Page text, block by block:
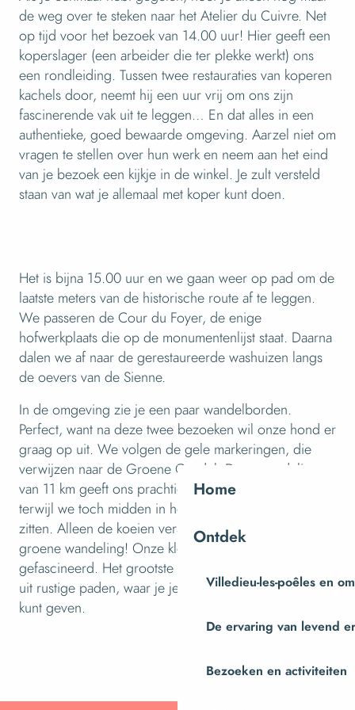
Home
Ontdek
Villedieu-les-poêles en
De ervaring van levend
Bezoeken en activiteiten
de weg over te steken naar het Atelier du Cuivre. Net
op tijd voor het bezoek van 14.00 uur! Hier geeft een
koperslager (een arbeider die ter plekke werkt) ons
een rondleiding. Tussen twee restauraties van koperen
kachels door, neemt hij een uur vrij om ons zijn
fascinerende vak uit te leggen… En dat alles in een
authentieke, goed bewaarde omgeving. Aarzel niet om
vragen te stellen over hun werk en neem aan het eind
van je bezoek een kijkje in de winkel. Je zult versteld
staan van wat je allemaal met koper kunt doen.
Het is bijna 15.00 uur en we gaan weer op pad om de
laatste meters van de historische route af te leggen.
We passeren de Cour du Foyer, de enige
hofwerkplaats die op de monumentenlijst staat. Daarna
dalen we af naar de gerestaureerde washuizen langs
de oevers van de Sienne.
In de omgeving zie je een paar wandelborden.
Perfect, want na deze twee bezoeken wil onze hond er
graag op uit. We volgen de gele markeringen, die
verwijzen naar de Groene Gordel. Deze wandeling
van 11 km geeft ons prachtige uitzichten over de stad,
terwijl we toch midden in het Normandische platteland
zitten. Alleen de koeien verstoren de stilte van deze
groene wandeling! Onze kleine metgezel is erdoor
gefascineerd. Het grootste deel van de route bestaat
uit rustige paden, waar je je kleine vriend wat ballast
kunt geven.